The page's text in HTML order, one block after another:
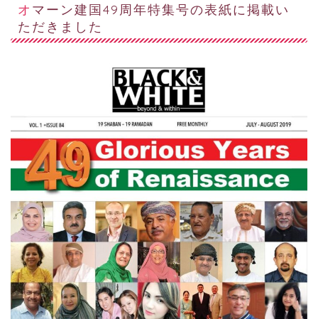
オマーン建国49周年特集号の表紙に掲載い
ただきました